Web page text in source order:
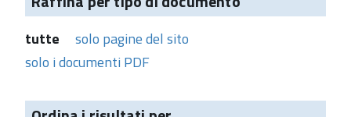
tutte
solo pagine del sito
solo i documenti PDF